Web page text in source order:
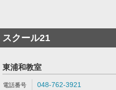
スクール21
東浦和教室
048-762-3921